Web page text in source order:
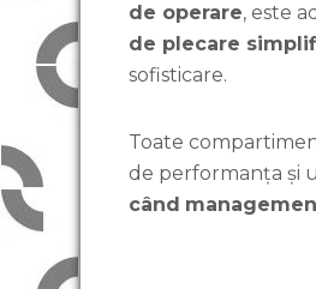
de operare, este
de plecare
sofisticare.
Toate
de performanța și
când